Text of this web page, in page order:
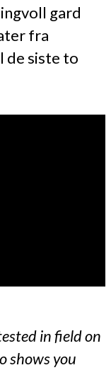
gard
fra
de siste to
in field on
shows you